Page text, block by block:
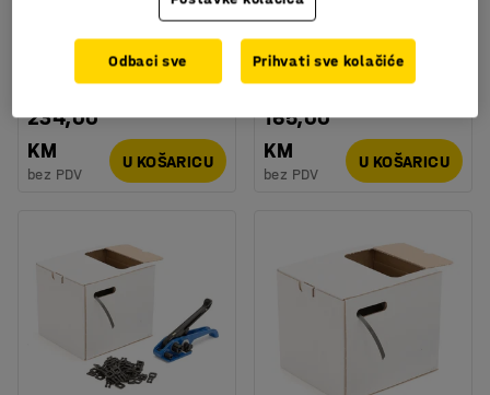
Trake za pakiranje :PP
Art. br.
234,00
KM
bez PDV
U KOŠARICU
Set za vezanje: PP traka
spojnica
165,00
KM
bez PDV
U KOŠARICU
Odbaci sve Prihvati sve kolačiće